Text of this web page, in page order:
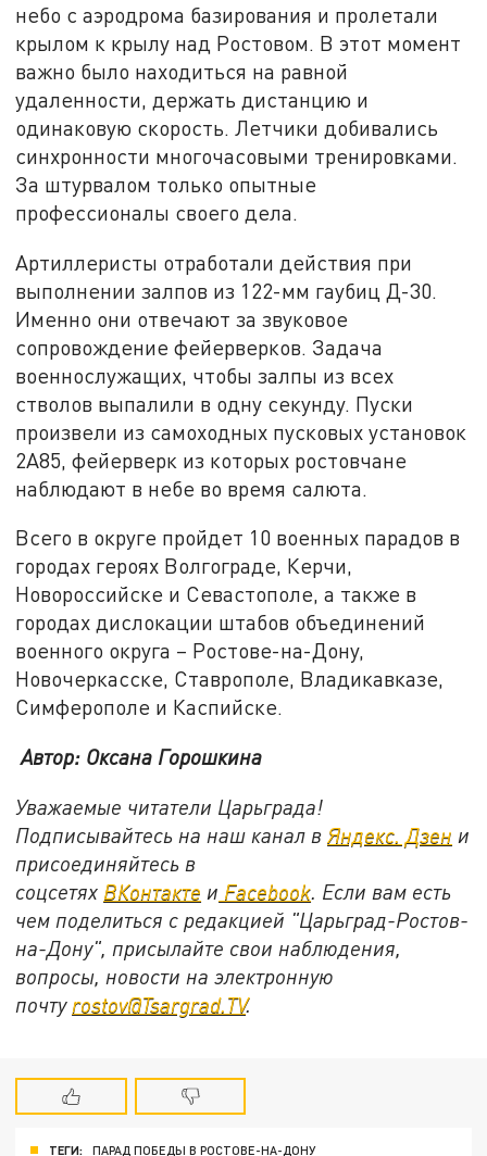
небо с аэродрома базирования и пролетали
крылом к крылу над Ростовом. В этот момент
важно было находиться на равной
удаленности, держать дистанцию и
одинаковую скорость. Летчики добивались
синхронности многочасовыми тренировками.
За штурвалом только опытные
профессионалы своего дела.
Артиллеристы отработали действия при
выполнении залпов из 122-мм гаубиц Д-30.
Именно они отвечают за звуковое
сопровождение фейерверков. Задача
военнослужащих, чтобы залпы из всех
стволов выпалили в одну секунду. Пуски
произвели из самоходных пусковых установок
2А85, фейерверк из которых ростовчане
наблюдают в небе во время салюта.
Всего в округе пройдет 10 военных парадов в
городах героях Волгограде, Керчи,
Новороссийске и Севастополе, а также в
городах дислокации штабов объединений
военного округа – Ростове-на-Дону,
Новочеркасске, Ставрополе, Владикавказе,
Симферополе и Каспийске.
Автор: Оксана Горошкина
Уважаемые читатели Царьграда!
Подписывайтесь на наш канал вЯндекс. Дзен и
присоединяйтесь в
соцсетях ВКонтакте и Facebook. Если вам есть
чем поделиться с редакцией "Царьград-Ростов-
на-Дону", присылайте свои наблюдения,
вопросы, новости на электронную
почту rostov@Tsargrad.TV.
ТЕГИ: ПАРАД ПОБЕДЫ В РОСТОВЕ-НА-ДОНУ